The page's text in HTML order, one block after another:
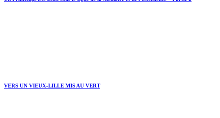
VERS UN VIEUX-LILLE MIS AU VERT